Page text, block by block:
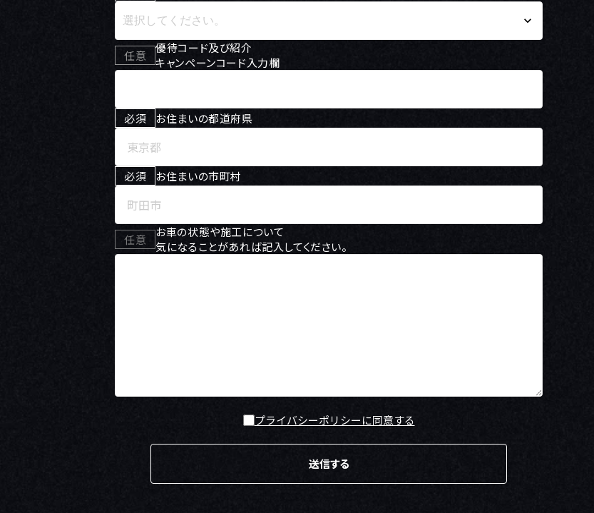
keyboard_arrow_down
任意
優待コード及び紹介
キャンペーンコード入力欄
必須 お住まいの都道府県
必須 お住まいの市町村
任意
お車の状態や施工について
気になることがあれば記入してください。
プライバシーポリシーに同意する
送信する